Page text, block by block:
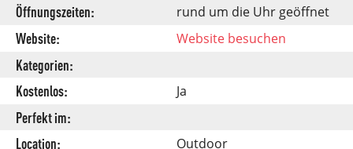
Öffnungszeiten: rund um die Uhr geöffnet
Website: Website besuchen
Kategorien:
Kostenlos:
Ja
Perfekt im:
Location:
Outdoor